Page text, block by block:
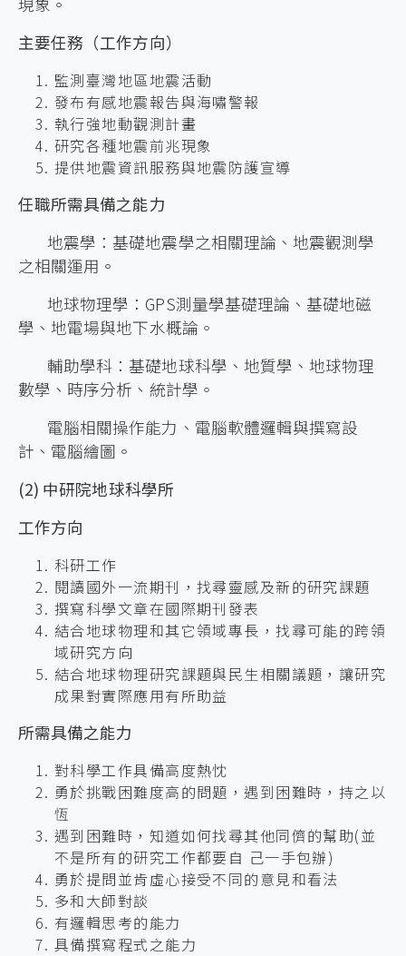
主要任務（工作方向）
監測臺灣地區地震活動
發布有感地震報告與海嘯警報
執行強地動觀測計畫
研究各種地震前兆現象
提供地震資訊服務與地震防護宣導
任職所需具備之能力
地震學：基礎地震學之相關理論、地震觀測學
之相關運用。
地球物理學：GPS測量學基礎理論、基礎地磁
學、地電場與地下水概論。
輔助學科：基礎地球科學、地質學、地球物理
數學、時序分析、統計學。
電腦相關操作能力、電腦軟體邏輯與撰寫設
計、電腦繪圖。
(2) 中研院地球科學所
工作方向
科研工作
閱讀國外一流期刊，找尋靈感及新的研究課題
撰寫科學文章在國際期刊發表
結合地球物理和其它領域專長，找尋可能的跨領
域研究方向
結合地球物理研究課題與民生相關議題，讓研究
成果對實際應用有所助益
所需具備之能力
對科學工作具備高度熱忱
勇於挑戰困難度高的問題，遇到困難時，持之以
恆
遇到困難時，知道如何找尋其他同儕的幫助(並
不是所有的研究工作都要自 己一手包辦)
勇於提問並肯虛心接受不同的意見和看法
多和大師對談
有邏輯思考的能力
具備撰寫程式之能力